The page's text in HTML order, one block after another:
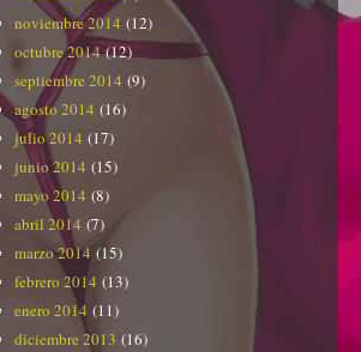
noviembre 2014 (12)
octubre 2014(12)
septiembre 2014 (9)
agosto 2014 (16)
julio 2014 (17)
junio 2014 (15)
mayo 2014 (8)
abril 2014 (7)
marzo 2014 (15)
febrero 2014 (13)
enero 2014 (11)
diciembre 2013 (16)